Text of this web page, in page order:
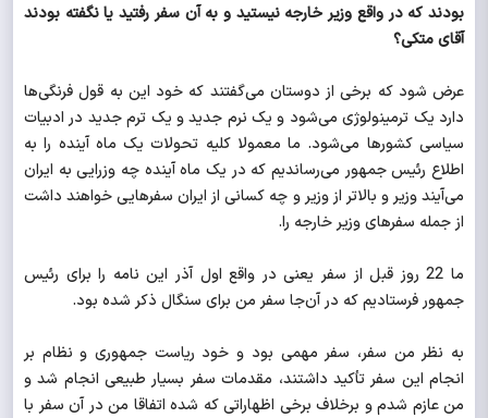
بودند که در واقع وزیر خارجه نیستید و به آن سفر رفتید یا نگفته بودند
آقای متکی؟
عرض شود که برخی از دوستان می‌گفتند که خود این به قول فرنگی‌ها
دارد یک ترمینولوژی می‌شود و یک نرم جدید و یک ترم جدید در ادبیات
سیاسی کشورها می‌شود. ما معمولا کلیه تحولات یک ماه آینده را به
اطلاع رئیس جمهور می‌رساندیم که در یک ماه آینده چه وزرایی به ایران
می‌آیند وزیر و بالاتر از وزیر و چه کسانی از ایران سفرهایی خواهند داشت
از جمله سفرهای وزیر خارجه را.
ما 22 روز قبل از سفر یعنی در واقع اول آذر این نامه را برای رئیس
جمهور فرستادیم که در آن‌جا سفر من برای سنگال ذکر شده بود.
به نظر من سفر، سفر مهمی بود و خود ریاست جمهوری و نظام بر
انجام این سفر تأکید داشتند، مقدمات سفر بسیار طبیعی انجام شد و
من عازم شدم و برخلاف برخی اظهاراتی که شده اتفاقا من در آن سفر با